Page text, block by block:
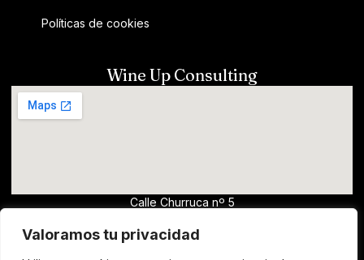
Valoramos tu privacidad
Políticas de cookies
Wine Up Consulting
Calle Churruca nº 5